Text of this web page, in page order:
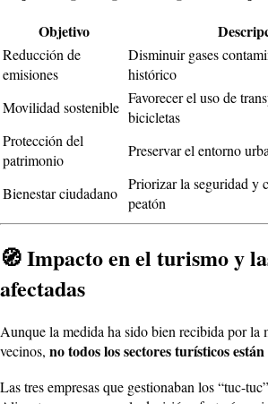
Objetivo
Reducción de
emisiones
Disminuir gases
histórico
Movilidad sostenible
Favorecer el uso de
bicicletas
Protección del
patrimonio
Preservar el entorno
Bienestar ciudadano
Priorizar la seguridad y
peatón
🧭 Impacto en el turismo y
afectadas
Aunque la medida ha sido bien recibida por la
vecinos, no todos los sectores turísticos están
Las tres empresas que gestionaban los “tuc-